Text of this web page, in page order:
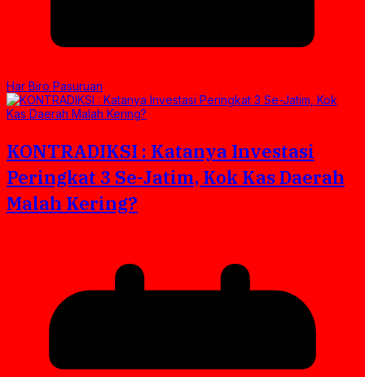
Har Biro Pasuruan
KONTRADIKSI : Katanya Investasi
Peringkat 3 Se-Jatim, Kok Kas Daerah
Malah Kering?